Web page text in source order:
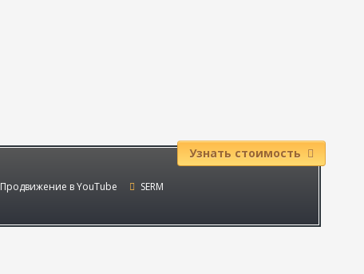
Продвижение в YouTube
SERM
Узнать стоимость